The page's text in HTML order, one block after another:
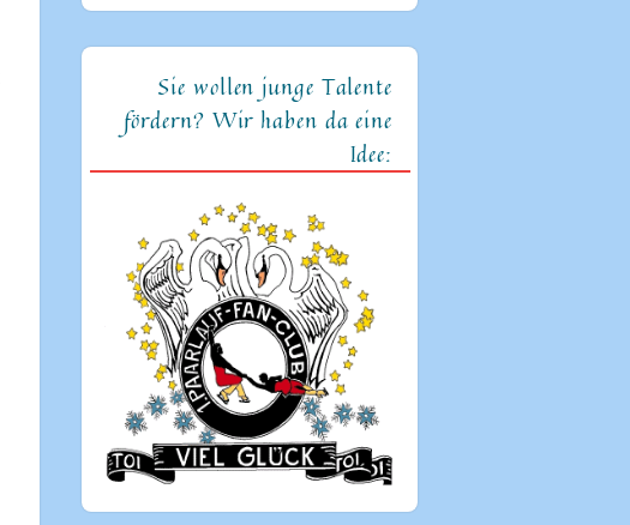
Sie wollen junge Talente
fördern? Wir haben da eine
Idee: